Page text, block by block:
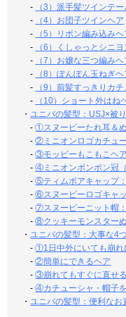
-
（3）派手髪ツインテー
-
（4）お団子ツインヘア
-
（5）リボン編み込みヘ
-
（6）くしゃっとシニ
-
（7）お嬢な三つ編みヘ
-
（8）ぽんぽん玉ねぎヘ
-
（9）前髪すっきりカ
-
（10）ショート外はね
・ユニバの髪型：USJ×被
-①スヌーピーたれ耳＆
-②ミニオンロゴカチュ
-③モッピーもこもこヘ
-④ミニオンポンポン冠
-⑤ティムボアキャップ
-⑥スヌーピーロゴキャ
-⑦スヌーピーニット帽
-⑧クッキーモンスター
・ユニバの髪型：大事な4
-①1日中外にいても崩れ
-②簡単にできるヘア
-③崩れてもすぐに直せる
-④カチューシャ・帽子
・ユニバの髪型：便利なお